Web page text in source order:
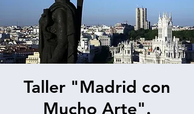
Taller "Madrid con
Mucho Arte".